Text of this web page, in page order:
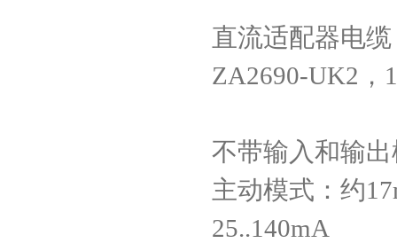
直流适配器电
ZA2690-UK2 ，
不带输入和输
主动模式：约
25..140mA